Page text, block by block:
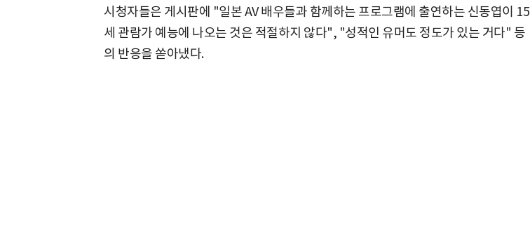
시청자들은 게시판에 "일본 AV 배우들과 함께하는 프로그램에 출연하는 신동엽이 15
세 관람가 예능에 나오는 것은 적절하지 않다", "성적인 유머도 정도가 있는 거다" 등
의 반응을 쏟아냈다.